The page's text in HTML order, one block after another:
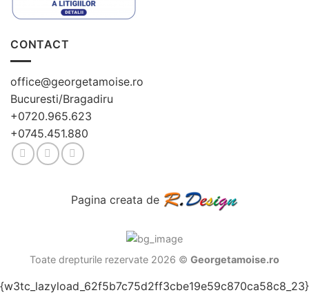
CONTACT
office@georgetamoise.ro
Bucuresti/Bragadiru
+0720.965.623
+0745.451.880
Pagina creata de
Toate drepturile rezervate 2026 © Georgetamoise.ro
{w3tc_lazyload_62f5b7c75d2ff3cbe19e59c870ca58c8_23}